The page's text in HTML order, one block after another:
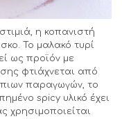
η κοπανιστή
Το μαλακό τυρί
ως προϊόν με
φτιάχνεται από
παραγωγών, το
spicy υλικό έχει
χρησιμοποιείται